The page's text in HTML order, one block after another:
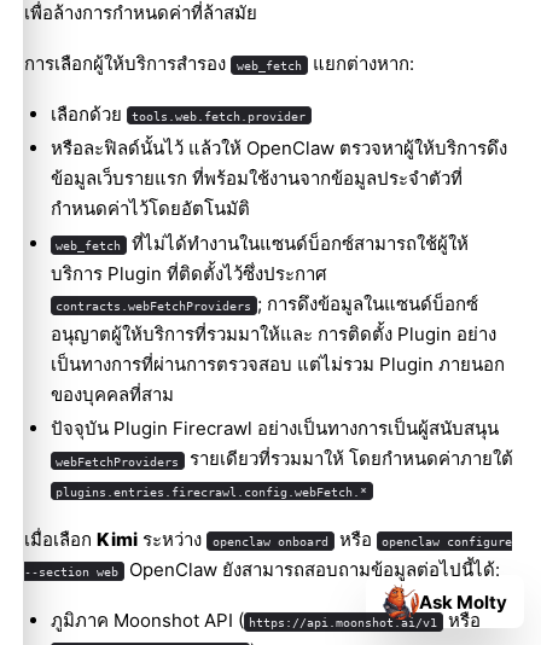
เพื่อล้างการกำหนดค่าที่ล้าสมัย
การเลือกผู้ให้บริการสำรอง web_fetch แยกต่างหาก:
เลือกด้วย tools.web.fetch.provider
หรือละฟิลด์นั้นไว้ แล้วให้ OpenClaw ตรวจหาผู้ให้บริการดึง
ข้อมูลเว็บรายแรก ที่พร้อมใช้งานจากข้อมูลประจำตัวที่
กำหนดค่าไว้โดยอัตโนมัติ
web_fetch
ที่ไม่ได้ทำงานในแซนด์บ็อกซ์สามารถใช้ผู้ให้
บริการ Plugin ที่ติดตั้งไว้ซึ่งประกาศ
contracts.webFetchProviders ; การดึงข้อมูลในแซนด์บ็อกซ์
อนุญาตผู้ให้บริการที่รวมมาให้และ การติดตั้ง Plugin อย่าง
เป็นทางการที่ผ่านการตรวจสอบ แต่ไม่รวม Plugin ภายนอก
ของบุคคลที่สาม
ปัจจุบัน Plugin Firecrawl อย่างเป็นทางการเป็นผู้สนับสนุน
webFetchProviders รายเดียวที่รวมมาให้ โดยกำหนดค่าภายใต้
plugins.entries.firecrawl.config.webFetch.*
เมื่อเลือก Kimi ระหว่าง openclaw onboard หรือ openclaw configure
--section web OpenClaw ยังสามารถสอบถามข้อมูลต่อไปนี้ได้:
ภูมิภาค Moonshot API ( https://api.moonshot.ai/v1
หรือ
Ask Molty